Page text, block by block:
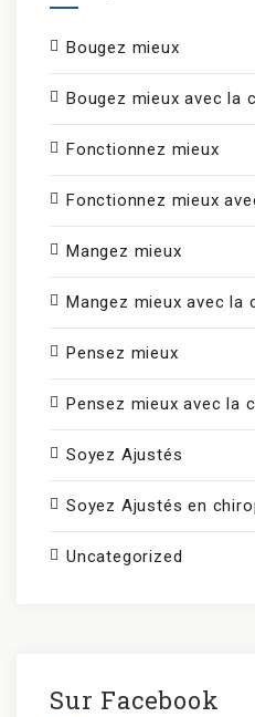
Bougez mieux
Bougez mieux avec la
Fonctionnez mieux
Fonctionnez mieux
Mangez mieux
Mangez mieux avec la
Pensez mieux
Pensez mieux avec la
Soyez Ajustés
Soyez Ajustés en
Uncategorized
Sur Facebook